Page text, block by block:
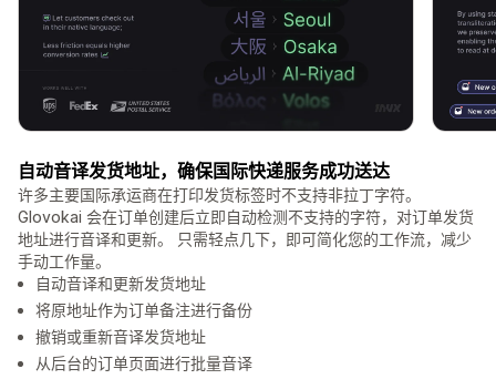
自动音译发货地址，确保国际快递服务成功送达
许多主要国际承运商在打印发货标签时不支持非拉丁字符。
Glovokai 会在订单创建后立即自动检测不支持的字符，对订单发货
地址进行音译和更新。 只需轻点几下，即可简化您的工作流，减少
手动工作量。
自动音译和更新发货地址
将原地址作为订单备注进行备份
撤销或重新音译发货地址
从后台的订单页面进行批量音译